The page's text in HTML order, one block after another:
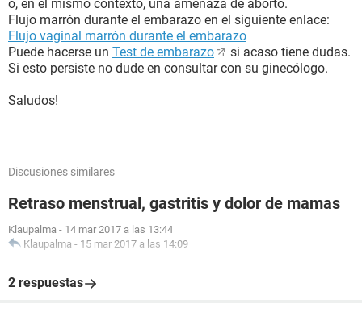
o, en el mismo contexto, una amenaza de aborto.
Flujo marrón durante el embarazo en el siguiente enlace:
Flujo vaginal marrón durante el embarazo
Puede hacerse un Test de embarazo
si acaso tiene dudas.
Si esto persiste no dude en consultar con su ginecólogo.
Saludos!
Discusiones similares
Retraso menstrual, gastritis y dolor de mamas
Klaupalma - 14 mar 2017 a las 13:44
Klaupalma - 15 mar 2017 a las 14:09
2 respuestas